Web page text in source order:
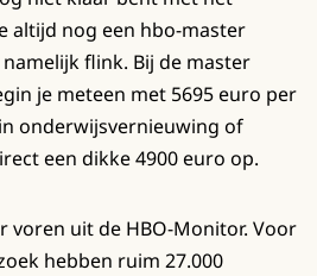
altijd nog een hbo-master
flink. Bij de master
je meteen met 5695 euro per
onderwijsvernieuwing of
een dikke 4900 euro op.
voren uit de HBO-Monitor. Voor
hebben ruim 27.000